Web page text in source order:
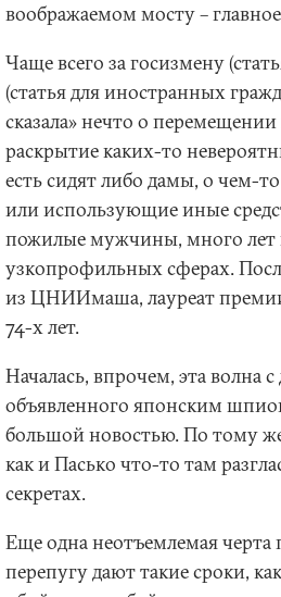
воображаемом мосту –
Чаще всего за госизмену
(статья для иностранных
сказала» нечто о
раскрытие каких-то
есть сидят либо дамы, о чем-
или использующие иные
пожилые мужчины, много лет
узкопрофильных сферах.
из ЦНИИмаша, лауреат
74-х лет.
Началась, впрочем, эта волна
объявленного японским
большой новостью. По тому
как и Пасько что-то там
секретах.
Еще одна неотъемлемая черта
перепугу дают такие сроки,